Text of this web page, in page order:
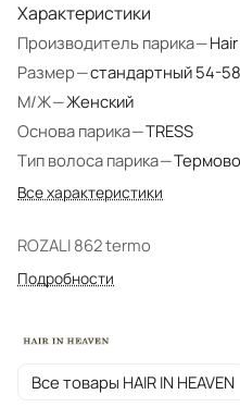
Характеристики
Производитель парика—
Размер—стандартный 54-
М/Ж—Женский
Основа парика—TRESS
Тип волоса парика—
Все характеристики
ROZALI 862 termo
Подробности
Все товары HAIR IN HEAVEN